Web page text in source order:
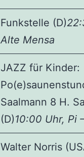
Funkstelle (D)
Alte Mensa
JAZZ für Kinder:
Saalmann 8 H.
(D)10:00 Uhr, Pi
Walter Norris